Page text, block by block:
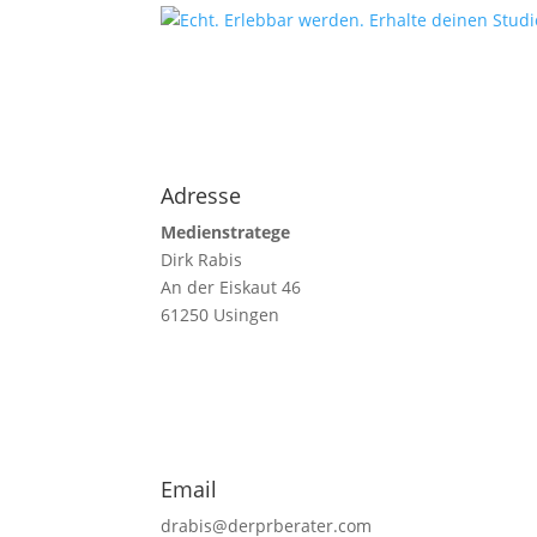
Adresse
Medienstratege
Dirk Rabis
An der Eiskaut 46
61250 Usingen
Email
drabis@derprberater.com